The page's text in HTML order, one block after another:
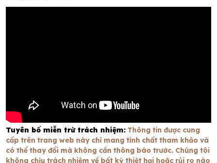
Tuyên bố miễn trừ trách nhiệm: Thông tin được cung
cấp trên trang web này chỉ mang tính chất tham khảo và
có thể thay đổi mà không cần thông báo trước. Chúng tôi
không chịu trách nhiệm về bất kỳ thiệt hại hoặc rủi ro nào